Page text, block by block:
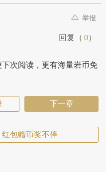
举报
回复（ 0）
次阅读，更有海量岩币免
下一章
包赠币奖不停